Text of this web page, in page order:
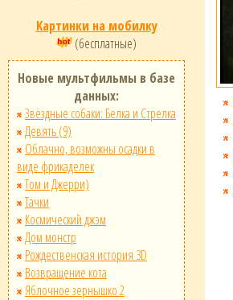
Картинки на мобилку
(бесплатные)
Новые мультфильмы в базе
данных:
Звёздные собаки: Белка и Стрелка
Девять (9)
Облачно, возможны осадки в
виде фрикаделек
Том и Джерри)
Тачки
Космический джэм
Дом монстр
Рождественская история 3D
Возвращение кота
Яблочное зернышко 2